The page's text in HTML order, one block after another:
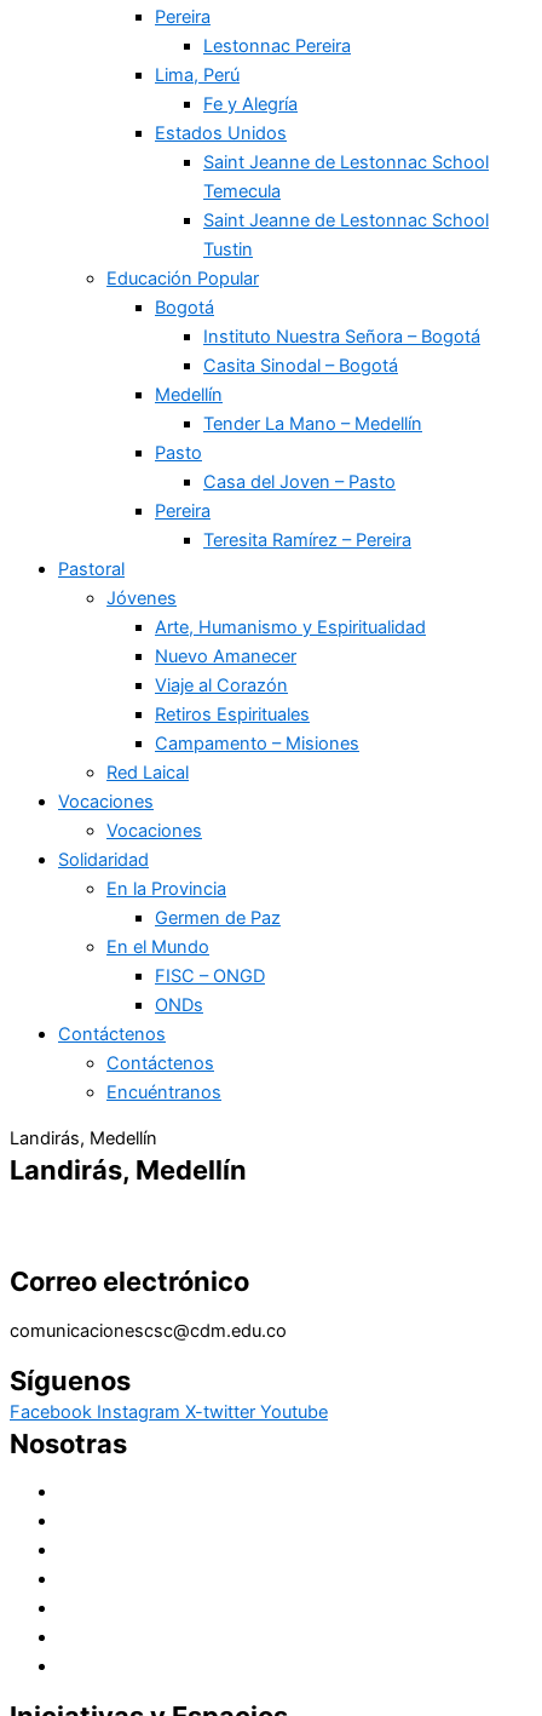
Pereira
Lestonnac Pereira
Lima, Perú
Fe y Alegría
Estados Unidos
Saint Jeanne de Lestonnac School
Temecula
Saint Jeanne de Lestonnac School
Tustin
Educación Popular
Bogotá
Instituto Nuestra Señora – Bogotá
Casita Sinodal – Bogotá
Medellín
Tender La Mano – Medellín
Pasto
Casa del Joven – Pasto
Pereira
Teresita Ramírez – Pereira
Pastoral
Jóvenes
Arte, Humanismo y Espiritualidad
Nuevo Amanecer
Viaje al Corazón
Retiros Espirituales
Campamento – Misiones
Red Laical
Vocaciones
Vocaciones
Solidaridad
En la Provincia
Germen de Paz
En el Mundo
FISC – ONGD
ONDs
Contáctenos
Contáctenos
Encuéntranos
Landirás, Medellín
Landirás, Medellín
Correo electrónico
comunicacionescsc@cdm.edu.co
Síguenos
Facebook Instagram X-twitter Youtube
Nosotras